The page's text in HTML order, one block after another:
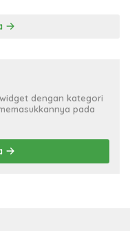
dengan kategori
pada